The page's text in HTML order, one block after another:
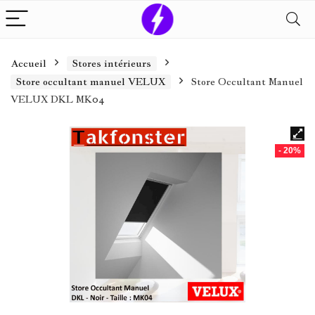
Accueil
Stores intérieurs
Store occultant manuel VELUX
Store Occultant Manuel
VELUX DKL MK04
- 20%